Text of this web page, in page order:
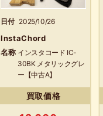
日付 2025/10/26
InstaChord
名称 インスタコード IC-
30BK メタリックグレ
ー【中古A】
買取価格